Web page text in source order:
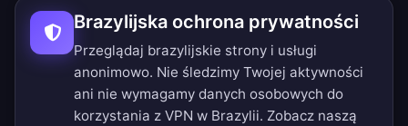
Brazylijska ochrona prywatności
Przeglądaj brazylijskie strony i usługi
anonimowo. Nie śledzimy Twojej aktywności
ani nie wymagamy danych osobowych do
korzystania z VPN w Brazylii. Zobacz naszą